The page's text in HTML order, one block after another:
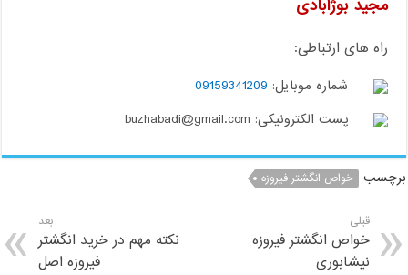
مجید بوژآبادی
راه های ارتباطی:
شماره موبایل: 09159341209
پست الکترونیکی: buzhabadi@gmail.com
برچسب خواص انگشتر فیروزه
قبلی
خواص انگشتر فیروزه
نیشابوری
بعد
نکته مهم در خرید انگشتر
فیروزه اصل